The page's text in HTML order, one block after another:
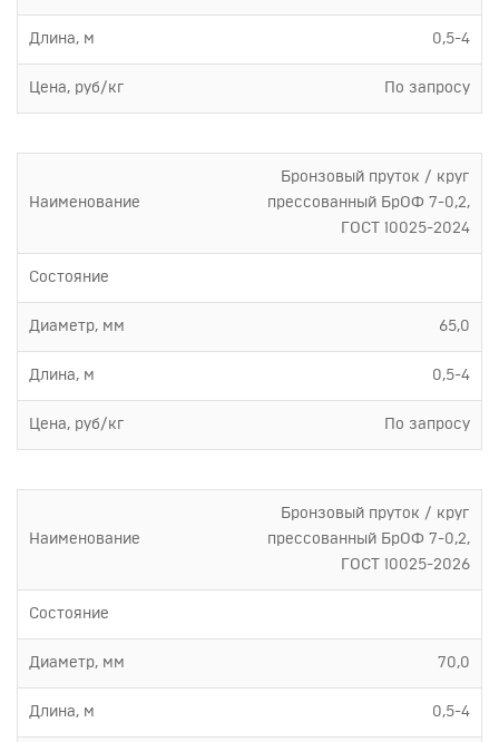
Длина, м 0,5-4
Цена, руб/кг По запросу
Наименование
Бронзовый пруток / круг
прессованный БрОФ 7-0,2,
ГОСТ 10025-2024
Состояние
Диаметр, мм 65,0
Длина, м 0,5-4
Цена, руб/кг По запросу
Наименование
Бронзовый пруток / круг
прессованный БрОФ 7-0,2,
ГОСТ 10025-2026
Состояние
Диаметр, мм 70,0
Длина, м 0,5-4